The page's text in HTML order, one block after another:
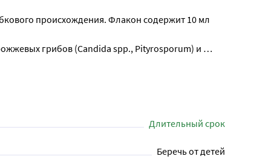
происхождения. Флакон содержит 10 мл
грибов (Candida spp., Pityrosporum) и
такие как зуд, шелушение и покраснение.
инфекций, вызванных грибками.
Длительный срок
Беречь от детей